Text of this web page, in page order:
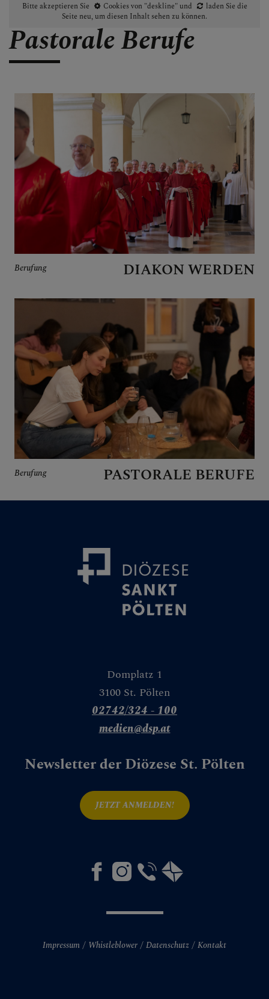
Bitte akzeptieren Sie
Cookies von "deskline"und
laden Sie die
Seite neu, um diesen Inhalt sehen zu können.
Pastorale Berufe
Berufung DIAKON WERDEN
Berufung PASTORALE BERUFE
Domplatz 1
3100 St. Pölten
02742/324 - 100
medien@dsp.at
Newsletter der Diözese St. Pölten
JETZT ANMELDEN!
Impressum Whistleblower Datenschutz Kontakt